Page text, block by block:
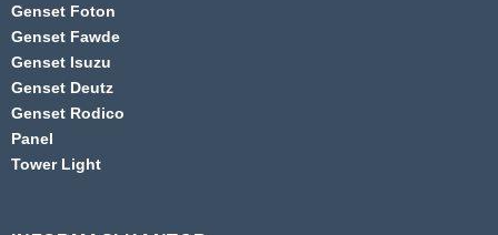
Genset Foton
Genset Fawde
Genset Isuzu
Genset Deutz
Genset Rodico
Panel
Tower Light